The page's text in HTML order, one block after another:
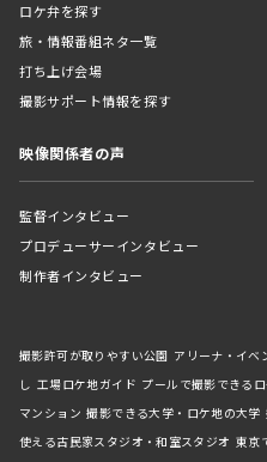
ロケ弁を探す
旅・情報番組ネタ一覧
打ち上げ会場
撮影サポート情報を探す
映像関係者の声
監督インタビュー
プロデューサーインタビュー
制作者インタビュー
撮影許可が取りやすい公園 アリーナ・イベ
し 工場ロケ地ガイド プールで撮影できる
マンション 撮影できる大学・ロケ地の大学
使える古民家スタジオ・和室スタジオ 東京